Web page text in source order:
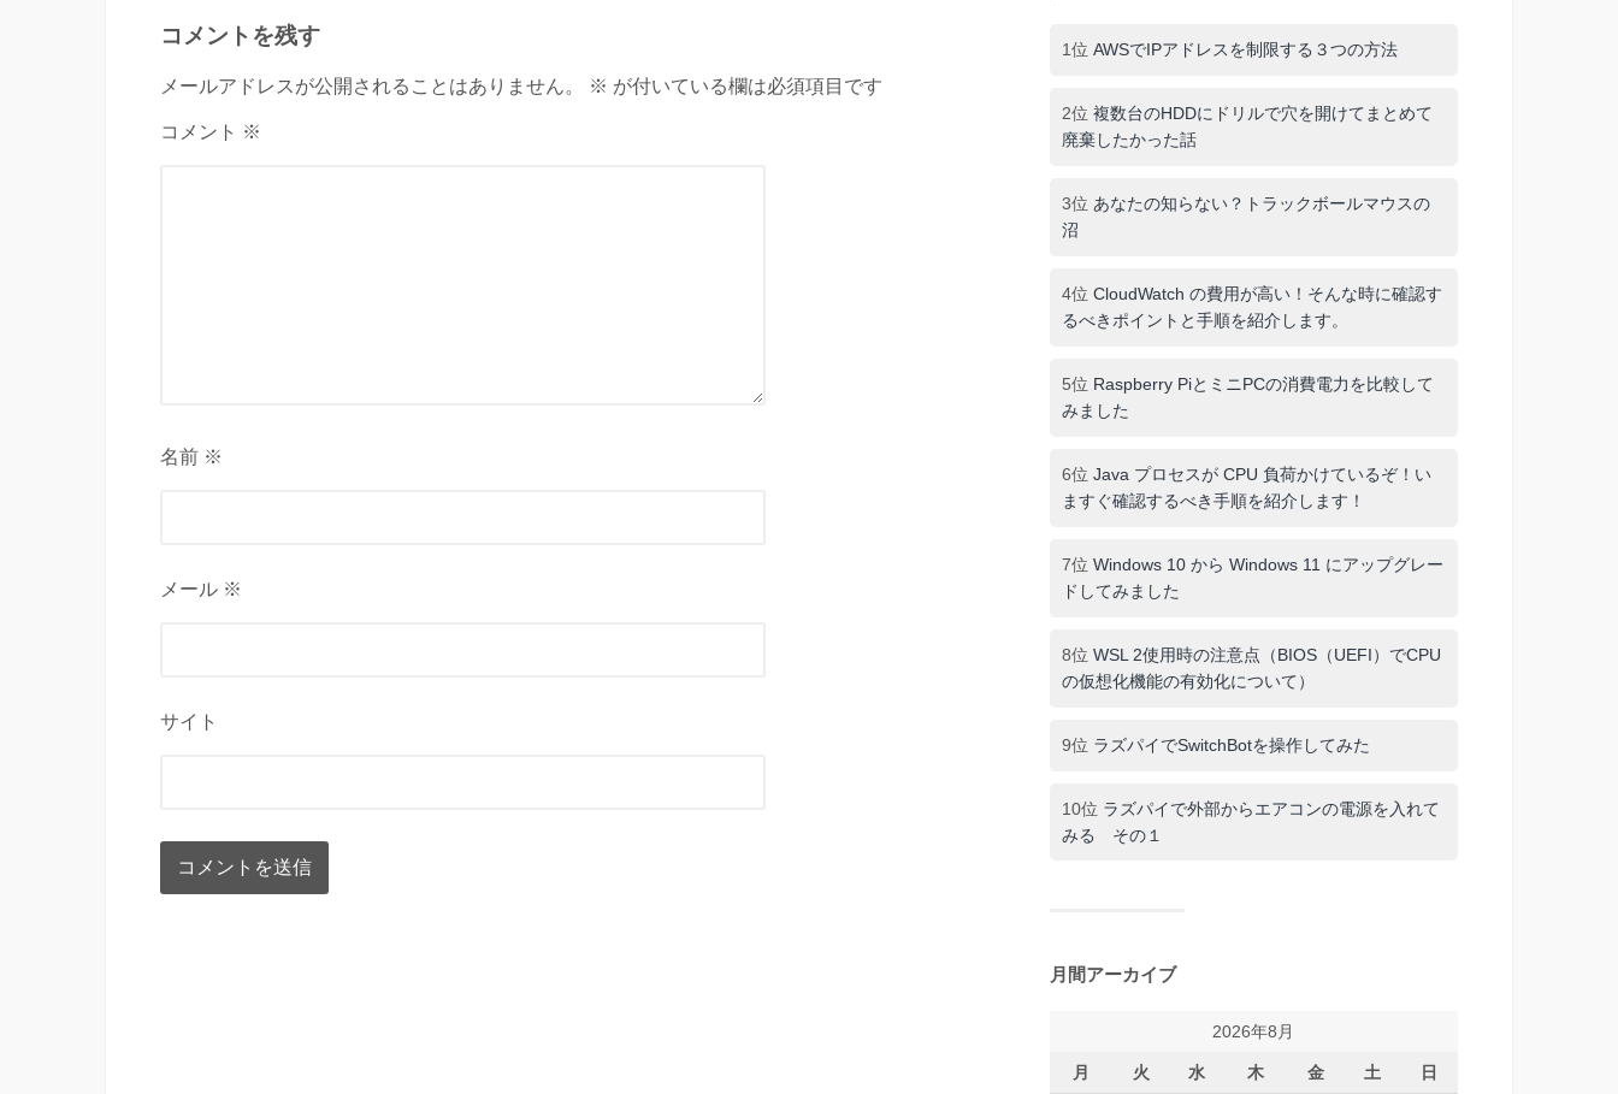
コメントを残す
メールアドレスが公開されることはありません。 ※ が付いている欄は必須項目です
コメント ※
名前 ※
メール ※
サイト
1位 AWSでIPアドレスを制限する３つの方法
2位 複数台のHDDにドリルで穴を開けてまとめて
廃棄したかった話
3位 あなたの知らない？トラックボールマウスの
沼
4位 CloudWatch の費用が高い！そんな時に確認す
るべきポイントと手順を紹介します。
5位 Raspberry PiとミニPCの消費電力を比較して
みました
6位 Java プロセスが CPU 負荷かけているぞ！い
ますぐ確認するべき手順を紹介します！
7位 Windows 10 から Windows 11 にアップグレー
ドしてみました
8位 WSL 2使用時の注意点（BIOS（UEFI）でCPU
の仮想化機能の有効化について）
9位 ラズパイでSwitchBotを操作してみた
10位 ラズパイで外部からエアコンの電源を入れて
みる その１
月間アーカイブ
2026年8月
月 火 水 木 金 土 日